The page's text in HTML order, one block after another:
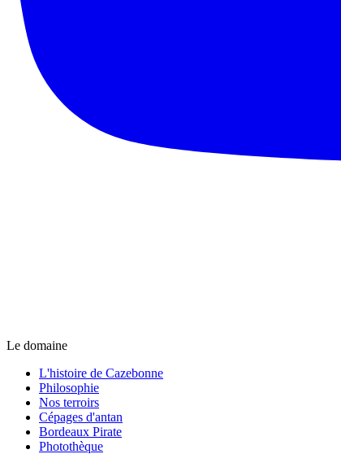
Le domaine
L'histoire de Cazebonne
Philosophie
Nos terroirs
Cépages d'antan
Bordeaux Pirate
Photothèque